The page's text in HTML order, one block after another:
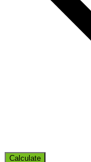
Calculate